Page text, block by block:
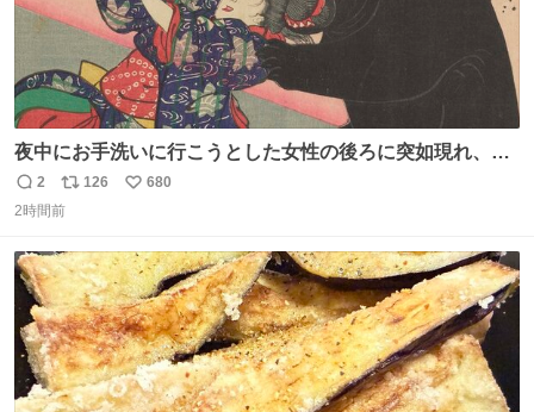
夜中にお手洗いに行こうとした女性の後ろに突如現れ、髪
の毛にガブリと嚙みついたのは、「髪切」という真っ黒な
モンスター。顔をアップでみるとちょっと怖い、正体不明
「アニマル＆モンスター」展にて8/23まで展示していま
す。
返
信
2
リ
ポ
ト
数
126
い
数
680
2時間前